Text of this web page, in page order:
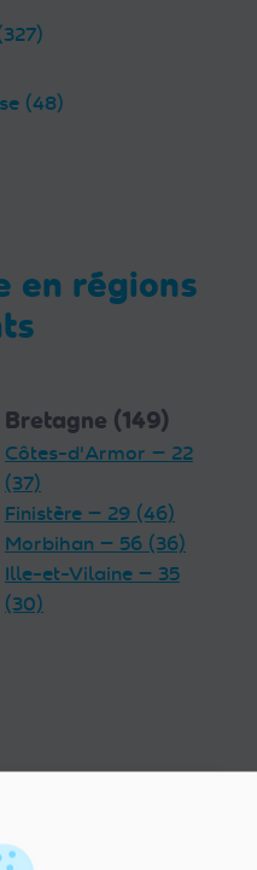
(48)
en régions
Bretagne (149)
Côtes-d'Armor — 22
(37)
Finistère — 29 (46)
Morbihan — 56 (36)
Ille-et-Vilaine — 35
(30)